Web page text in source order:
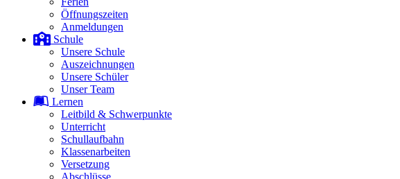
Öffnungszeiten
Anmeldungen
Schule
Unsere Schule
Auszeichnungen
Unsere Schüler
Unser Team
Lernen
Leitbild & Schwerpunkte
Unterricht
Schullaufbahn
Klassenarbeiten
Versetzung
Abschlüsse